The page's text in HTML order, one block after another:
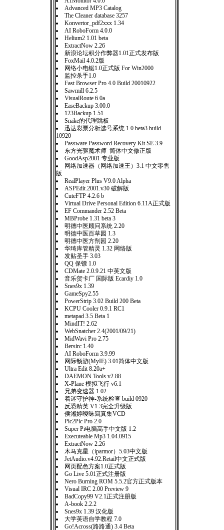
Advanced MP3 Catalog
The Cleaner database 3257
Konvertor_pdf2xxx 1.34
AI RoboForm 4.0.0
Helium2 1.01 beta
ExtractNow 2.26
新浪论坛积分作弊器1.01正式发布版
FoxMail 4.0.2版
网络小电锯1.0正式版 For Win2000
监控杀手1.0
Fast Browser Pro 4.0 Build 20010922
Sawmill 6.2.5
VisualRoute 6.0a
EaseBackup 3.00.0
123Backup 1.51
Snake的代理跳板
迅达彩票分析选号系统 1.0 beta3 build
10920
Passware Password Recovery Kit SE 3.9
东方光驱魔术师 简体中文修正版
GoodAsp2001 专业版
网络加速器（网络加速王）3.1 中文零售
版
RealPlayer Plus V9.0 Alpha
ASPEdit.2001.v30 破解版
CuteFTP 4.2.6 b
Virtual Drive Personal Edition 6.11A正式版
EF Commander 2.52 Beta
MBProbe 1.31 beta 3
明德中医顾问系统 2.20
明德中医百草园 1.3
明德中医方剂园 2.20
华琦库管精灵 1.32 网络版
发贴圣手 3.03
QQ 保镖 1.0
CDMate 2.0.9.21 中英文版
音乐贺卡厂 国际版 Ecardiy 1.0
Snes9x 1.39
GameSpy2.55
PowerStrip 3.02 Build 200 Beta
KCPU Cooler 0.9.1 RC1
metapad 3.5 Beta 1
MindIT! 2.62
WebSnatcher 2.4(2001/09/21)
MidWavi Pro 2.75
Bersirc 1.40
AI RoboForm 3.9.99
网际畅游(MyIE) 3.01简体中文版
Ultra Edit 8.20a+
DAEMON Tools v2.88
X-Plane 模拟飞行 v6.1
兄弟变速器 1.02
着迷守护神-系统检查 build 0920
反恐精英 V1.3完全升级版
侯湘婷曖昧寫真集VCD
Pic2Pic Pro 2.0
Super Pi电脑高手中文版 1.2
Executeable Mp3 1.04.0915
ExtractNow 2.26
木马克星（iparmor）5.03中文版
JetAudio.v4.92.Retail中文正式版
网页配色方案1.0正式版
Go Live 5.01正式注册版
Nero Burning ROM 5.5.2官方正式版本
Visual IRC 2.00 Preview 9
BadCopy99 V2.1正式注册版
A-book 2.2.2
Snes9x 1.39 汉化版
大学英语自学教程 7.0
Go!Across(路路通) 3.4 Beta